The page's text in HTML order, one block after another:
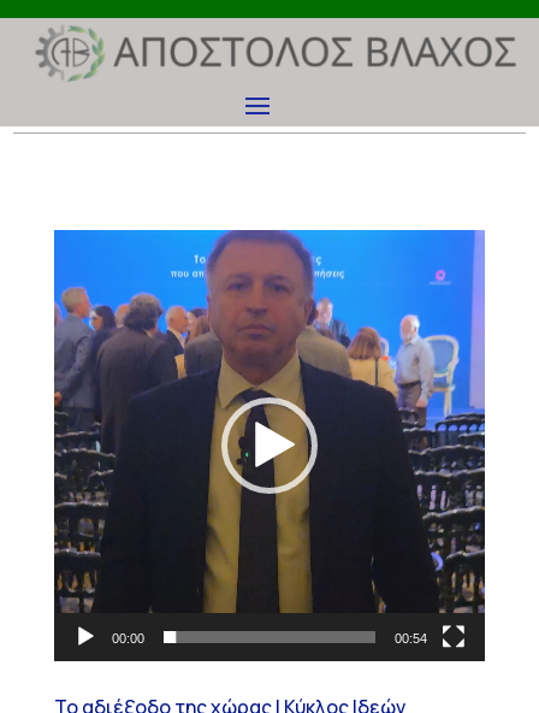
Αναπαραγωγής
Βίντεο
00:00 00:54
Το αδιέξοδο της χώρας | Κύκλος Ιδεών